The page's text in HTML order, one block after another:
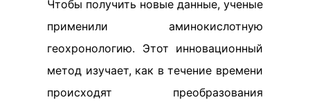
Чтобы получить новые данные, ученые
применили аминокислотную
геохронологию. Этот инновационный
метод изучает, как в течение времени
происходят преобразования